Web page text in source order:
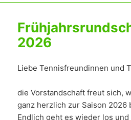
2026
Liebe Tennisfreundinnen und
die Vorstandschaft freut sich,
ganz herzlich zur Saison 2026
Endlich geht es wieder los